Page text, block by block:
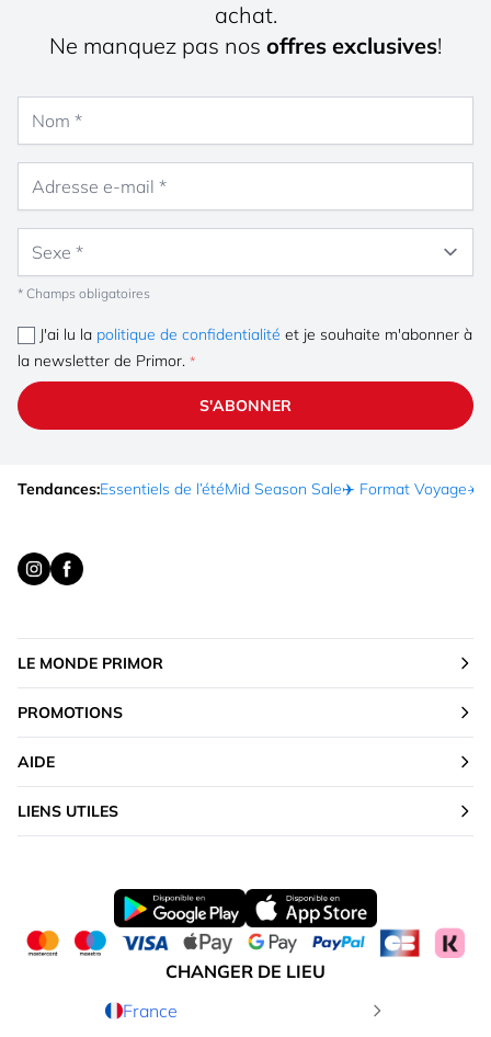
achat.
Ne manquez pas nos offres exclusives!
* Champs obligatoires
J'ai lu la politique de confidentialité et je souhaite m'abonner à
la newsletter de Primor.
S'ABONNER
Tendances:Essentiels de l’étéMid Season Sale✈️ Format Voyage☀️
LE MONDE PRIMOR
PROMOTIONS
AIDE
LIENS UTILES
CHANGER DE LIEU
France